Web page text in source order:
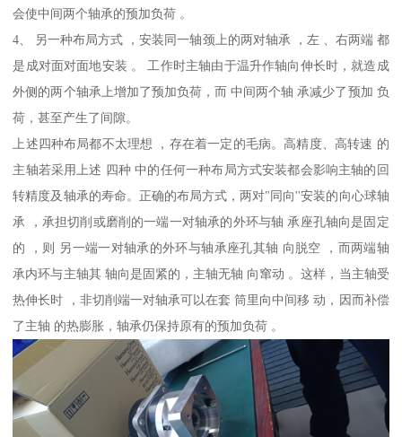
会使中间两个轴承的预加负荷 。
4、 另一种布局方式 ，安装同一轴颈上的两对轴承 ，左 、右两端 都
是成对面对面地安装 。 工作时主轴由于温升作轴向伸长时，就造成
外侧的两个轴承上增加了预加负荷，而 中间两个轴 承减少了预加 负
荷，甚至产生了间隙。
上述四种布局都不太理想 ，存在着一定的毛病。高精度、高转速 的
主轴若采用上述 四种 中的任何一种布局方式安装都会影响主轴的回
转精度及轴承的寿命。正确的布局方式，两对"同向''安装的向心球轴
承 ，承担切削或磨削的一端一对轴承的外环与轴 承座孔轴向是固定
的 ，则 另一端一对轴承的外环与轴承座孔其轴 向脱空 ，而两端轴
承内环与主轴其 轴向是固紧的，主轴无轴 向窜动 。这样，当主轴受
热伸长时 ，非切削端一对轴承可以在套 筒里向中间移 动，因而补偿
了主轴 的热膨胀，轴承仍保持原有的预加负荷 。